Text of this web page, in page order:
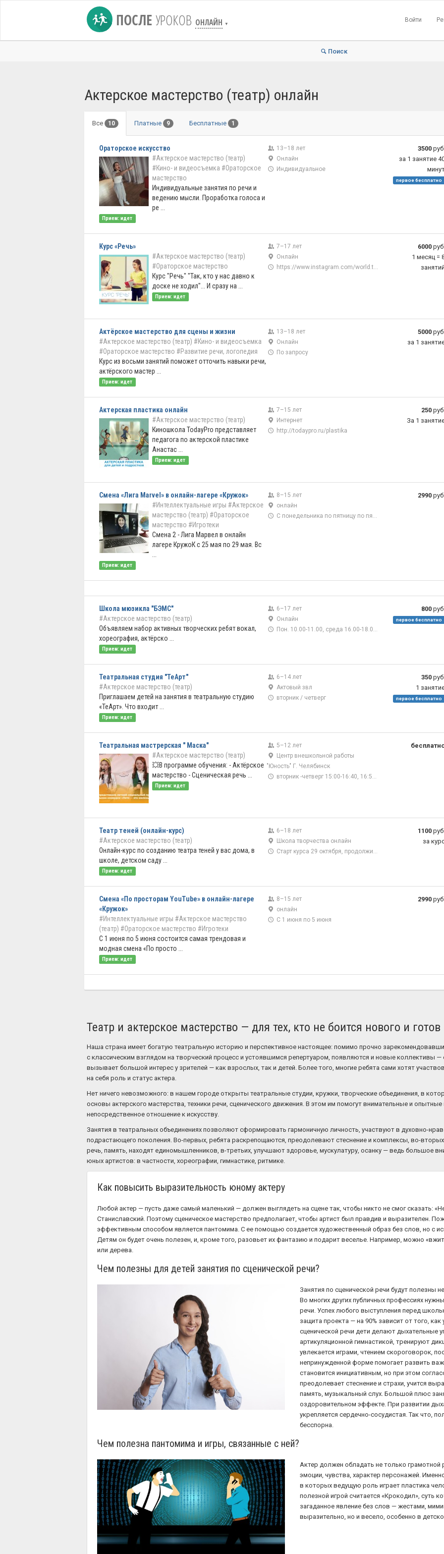
ПОСЛЕ УРОКОВ ОНЛАЙН ▼
Войти
Поиск
Актерское мастерство (театр) онлайн
Все 10 Платные 9 Бесплатные 1
Ораторское искусство
#Актерское мастерство (театр)
#Кино- и видеосъемка #Ораторское
мастерство
Индивидуальные занятия по речи и
ведению мысли. Проработка голоса и
ре ...
Прием: идет
13–18 лет
Онлайн
Индивидуальное
3500
за 1 занятие
первое бесплатно
Курс «Речь»
#Актерское мастерство (театр)
#Ораторское мастерство
Курс "Речь" "Так, кто у нас давно к
доске не ходил"... И сразу на ...
Прием: идет
7–17 лет
Онлайн
https://www.instagram.com/world.teen.club/
6000
1 месяц =
Актёрское мастерство для сцены и жизни
#Актерское мастерство (театр) #Кино- и видеосъемка
#Ораторское мастерство #Развитие речи, логопедия
Курс из восьми занятий поможет отточить навыки речи,
актёрского мастер ...
Прием: идет
13–18 лет
Онлайн
По запросу
5000
за 1
Актерская пластика онлайн
#Актерское мастерство (театр)
Киношкола TodayPro представляет
педагога по актерской пластике
Анастас ...
Прием: идет
7–15 лет
Интернет
http://todaypro.ru/plastika
250
За 1
Смена «Лига Marvel» в онлайн-лагере «Кружок»
#Интеллектуальные игры #Актерское
мастерство (театр) #Ораторское
мастерство #Игротеки
Смена 2 - Лига Марвел в онлайн
лагере КружоК с 25 мая по 29 мая. Вс
Прием: идет
8–15 лет
онлайн
С понедельника по пятницу по пять часов в день
2990
Школа мюзикла "БЭМС"
#Актерское мастерство (театр)
Объявляем набор активных творческих ребят вокал,
хореография, актёрско ...
Прием: идет
6–17 лет
Онлайн
Пон. 10.00-11.00, среда 16.00-18.00, четверг 16.00-17.30
800
первое бесплатно
Театральная студия "ТеАрт"
#Актерское мастерство (театр)
Приглашаем детей на занятия в театральную студию
«ТеАрт». Что входит ...
Прием: идет
6–14 лет
Актовый звл
вторник / четверг
350
1
первое бесплатно
Театральная мастрерская " Маска"
#Актерское мастерство (театр)
💥В программе обучения: - Актёрское
мастерство - Сценическая речь ...
Прием: идет
5–12 лет
Центр внешкольной работы
"Юность" Г. Челябинск
вторник -четверг 15:00-16:40, 16:50-18:00
Театр теней (онлайн-курс)
#Актерское мастерство (театр)
Онлайн-курс по созданию театра теней у вас дома, в
школе, детском саду ...
Прием: идет
6–18 лет
Школа творчества онлайн
Старт курса 29 октября, продолжительность курса - три дня.
1100
за
Смена «По просторам YouTube» в онлайн-лагере
«Кружок»
#Интеллектуальные игры #Актерское мастерство
(театр) #Ораторское мастерство #Игротеки
С 1 июня по 5 июня состоится самая трендовая и
модная смена «По просто ...
Прием: идет
8–15 лет
онлайн
С 1 июня по 5 июня
2990
Театр и актерское мастерство — для тех, кто не боится нового и
Наша страна имеет богатую театральную историю и перспективное настоящее: помимо прочно
с классическим взглядом на творческий процесс и устоявшимся репертуаром, появляются и новые коллективы
вызывает большой интерес у зрителей — как взрослых, так и детей. Более того, многие ребята сами хотят
на себя роль и статус актера.
Нет ничего невозможного: в нашем городе открыты театральные студии, кружки, творческие объединения, в
основы актерского мастерства, техники речи, сценического движения. В этом им помогут внимательные и
непосредственное отношение к искусству.
Занятия в театральных объединениях позволяют сформировать гармоничную личность, участвуют в духовно-
подрастающего поколения. Во-первых, ребята раскрепощаются, преодолевают стеснение и комплексы, во-
речь, память, находят единомышленников, в-третьих, улучшают здоровье, мускулатуру, осанку — ведь большое
юных артистов: в частности, хореографии, гимнастике, ритмике.
Как повысить выразительность юному актеру
Любой актер — пусть даже самый маленький — должен выглядеть на сцене так, чтобы никто не смог сказать:
Станиславский. Поэтому сценическое мастерство предполагает, чтобы артист был правдив и выразителен.
эффективным способом является пантомима. С ее помощью создается художественный образ без слов, но с
Детям он будет очень полезен, и, кроме того, разовьет их фантазию и подарит веселье. Например, можно
или дерева.
Чем полезны для детей занятия по сценической речи?
Занятия по сценической речи будут полезны
Во многих других публичных профессиях
речи. Успех любого выступления перед
защита проекта — на 90% зависит от того, как
сценической речи дети делают дыхательные
артикуляционной гимнастикой, тренируют
увлекается играми, чтением скороговорок,
непринужденной форме помогает развить
становится инициативным, но при этом
преодолевает стеснение и страхи, учится
память, музыкальный слух. Большой плюс
оздоровительном эффекте. При развитии
укрепляется сердечно-сосудистая. Так что,
бесспорна.
Чем полезна пантомима и игры, связанные с ней?
Актер должен обладать не только грамотной
эмоции, чувства, характер персонажей.
в которых ведущую роль играет пластика
полезной игрой считается «Крокодил», суть
загаданное явление без слов — жестами,
выразительно, но и весело, особенно в